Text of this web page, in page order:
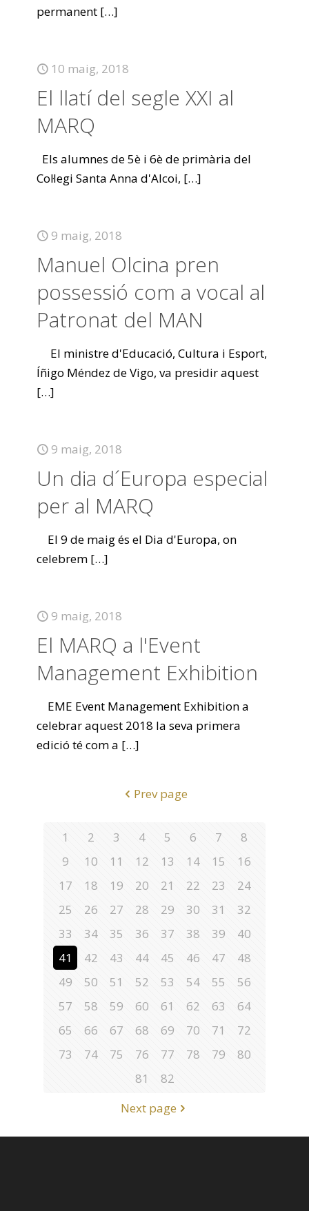
permanent […]
10 maig, 2018
El llatí del segle XXI al
MARQ
Els alumnes de 5è i 6è de primària del
Col·legi Santa Anna d'Alcoi, […]
9 maig, 2018
Manuel Olcina pren
possessió com a vocal al
Patronat del MAN
El ministre d'Educació, Cultura i Esport,
Íñigo Méndez de Vigo, va presidir aquest
[…]
9 maig, 2018
Un dia d´Europa especial
per al MARQ
El 9 de maig és el Dia d'Europa, on
celebrem […]
9 maig, 2018
El MARQ a l'Event
Management Exhibition
EME Event Management Exhibition a
celebrar aquest 2018 la seva primera
edició té com a […]
Prev page
1 2 3 4 5 6 7
8
9
10 11 12 13 14 15
16
17
18 19 20 21 22 23
24
25
26 27 28 29 30 31
32
33
34 35 36 37 38 39
40
41
42 43 44 45 46 47
48
49
50 51 52 53 54 55
56
57
58 59 60 61 62 63
64
65
66 67 68 69 70 71
72
73
74 75 76 77 78 79
80
81
82
Next page